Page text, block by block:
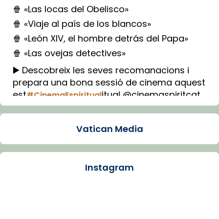
🍿 «Las locas del Obelisco»
🍿 «Viaje al país de los blancos»
🍿 «León XIV, el hombre detrás del Papa»
🍿 «Las ovejas detectives»
▶️ Descobreix les seves recomanacions i
prepara una bona sessió de cinema aquest
est#CinemaEspiritualitual @cinemaspiritcat
Imatge: Generada amb IA (OpenAI)
Arquebisbat de Barcelona
Vatican Media
Instagram